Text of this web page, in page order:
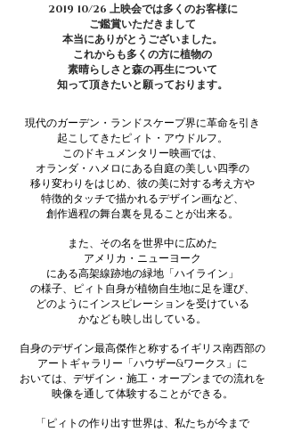
2019 10/26 上映会では多くのお客様に
ご鑑賞いただきまして
本当にありがとうございました。
これからも多くの方に植物の
素晴らしさと森の再生について
知って頂きたいと願っております。
現代のガーデン・ランドスケープ界に革命を引き
起こしてきたピィト・アウドルフ。
このドキュメンタリー映画では、
オランダ・ハメロにある自庭の美しい四季の
移り変わりをはじめ、 彼の美に対する考え方や
特徴的タッチで描かれるデザイン画など、
創作過程の舞台裏を見ることが出来る。
また、その名を世界中に広めた
アメリカ・ニューヨーク
にある高架線跡地の緑地「ハイライン」
の様子、
ピィト自身が植物自生地に足を運び、
どのようにインスピレーションを受けている
かなども映し出している。
自身のデザイン最高傑作と称するイギリス南西部の
アートギャラリー「ハウザー&ワークス」に
おいては、 デザイン・施工・オープンまでの流れを
映像を通して体験することができる。
「ピィトの作り出す世界は、私たちが今まで